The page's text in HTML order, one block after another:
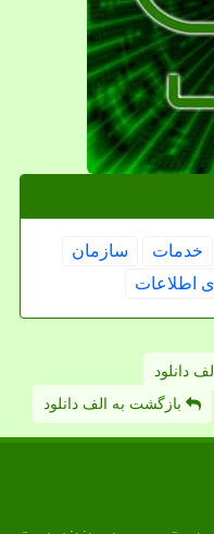
خدمات
سازمان
اطلاعات
دانلود
بازگشت به الف دانلود